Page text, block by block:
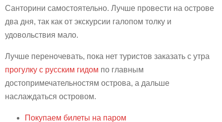
Санторини самостоятельно. Лучше провести на острове
два дня, так как от экскурсии галопом толку и
удовольствия мало.
Лучше переночевать, пока нет туристов заказать с утра
прогулку с русским гидом по главным
достопримечательностям острова, а дальше
наслаждаться островом.
Покупаем билеты на паром